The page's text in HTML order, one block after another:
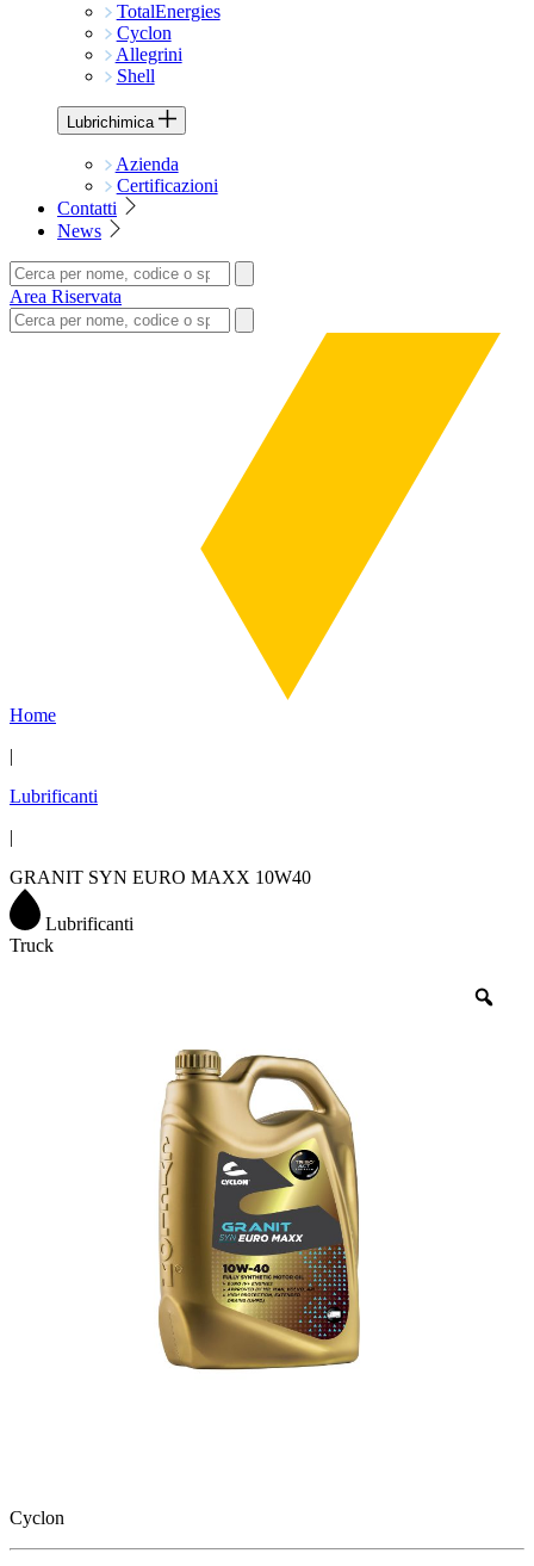
TotalEnergies
Cyclon
Allegrini
Shell
Lubrichimica
Azienda
Certificazioni
Contatti
News
Area Riservata
Home
|
Lubrificanti
|
GRANIT SYN EURO MAXX 10W40
Lubrificanti
Truck
Cyclon